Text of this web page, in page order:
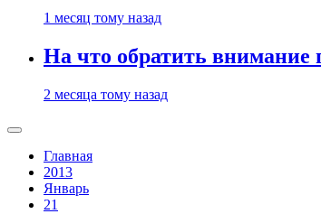
1 месяц тому назад
На что обратить внимание
2 месяца тому назад
Главная
2013
Январь
21